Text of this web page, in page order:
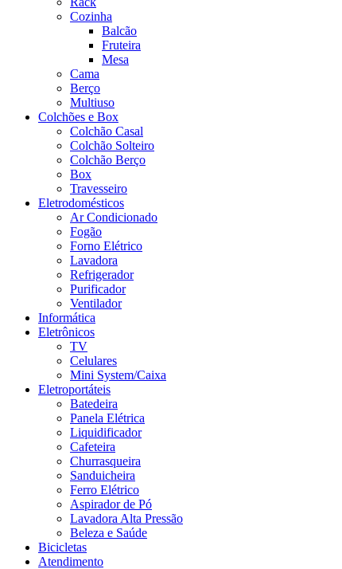
Cozinha
Balcão
Fruteira
Mesa
Cama
Berço
Multiuso
Colchões e Box
Colchão Casal
Colchão Solteiro
Colchão Berço
Box
Travesseiro
Eletrodomésticos
Ar Condicionado
Fogão
Forno Elétrico
Lavadora
Refrigerador
Purificador
Ventilador
Informática
Eletrônicos
TV
Celulares
Mini System/Caixa
Eletroportáteis
Batedeira
Panela Elétrica
Liquidificador
Cafeteira
Churrasqueira
Sanduicheira
Ferro Elétrico
Aspirador de Pó
Lavadora Alta Pressão
Beleza e Saúde
Bicicletas
Atendimento